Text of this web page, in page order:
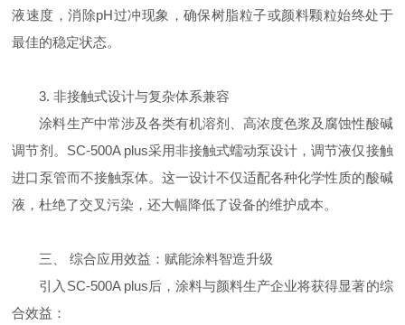
液速度，消除pH过冲现象，确保树脂粒子或颜料颗粒始终处于
最佳的稳定状态。
3.非接触式设计与复杂体系兼容
涂料生产中常涉及各类有机溶剂、高浓度色浆及腐蚀性酸碱
调节剂。 SC-500A plus采用非接触式蠕动泵设计，调节液仅接触
进口泵管而不接触泵体。这一设计不仅适配各种化学性质的酸碱
液，杜绝了交叉污染，还大幅降低了设备的维护成本。
三、
综合应用效益：赋能涂料智造升级
引入 SC-500A plus后，涂料与颜料生产企业将获得显著的综
合效益：